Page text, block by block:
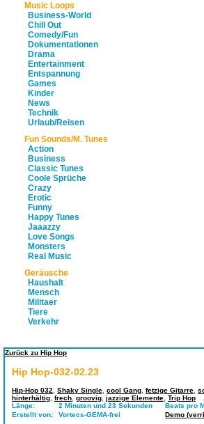
Music Loops
Business-World
Chill Out
Comedy/Fun
Dokumentationen
Drama
Entertainment
Entspannung
Games
Kinder
News
Technik
Urlaub/Reisen
Fun Sounds/M. Tunes
Action
Business
Classic Tunes
Coole Sprüche
Crazy
Erotic
Funny
Happy Tunes
Jaaazzy
Love Songs
Monsters
Real Music
Geräusche
Haushalt
Mensch
Militaer
Tiere
Verkehr
Zurück zu Hip Hop
Hip Hop-032-02.23
Hip-Hop 032 Shaky Single cool Gang fetzige Gitarre
hinterhältig frech groovig jazzige Elemente Trip Hop
Länge:
2 Minuten und 23 Sekunden Beats pro
Erstellt von:
Vortecs-GEMA-frei Demo